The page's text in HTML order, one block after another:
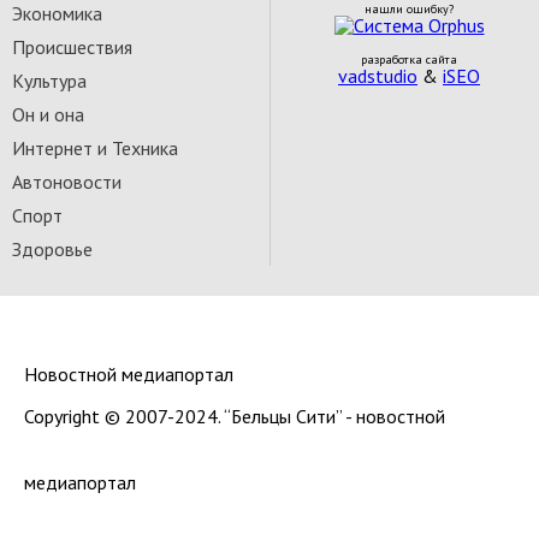
Экономика
Происшествия
Культура
Он и она
Интернет и Техника
Автоновости
Спорт
Здоровье
нашли ошибку?
разработка сайта
vadstudio & iSEO
Новостной медиапортал
Copyright © 2007-2024. “Бельцы Сити” - новостной
медиапортал